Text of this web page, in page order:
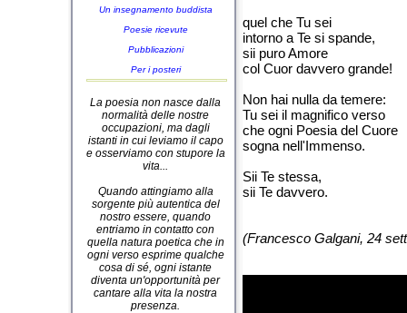
Un insegnamento buddista
Poesie ricevute
Pubblicazioni
Per i posteri
La poesia non nasce dalla
normalità delle nostre
occupazioni, ma dagli
istanti in cui leviamo il capo
e osserviamo con stupore la
vita...
Quando attingiamo alla
sorgente più autentica del
nostro essere, quando
entriamo in contatto con
quella natura poetica che in
ogni verso esprime qualche
cosa di sé, ogni istante
diventa un'opportunità per
cantare alla vita la nostra
presenza.
quel che Tu sei
intorno a Te si spande,
sii puro Amore
col Cuor davvero grande!
Non hai nulla da temere:
Tu sei il magnifico verso
che ogni Poesia del Cuore
sogna nell'Immenso.
Sii Te stessa,
sii Te davvero.
(Francesco Galgani, 24